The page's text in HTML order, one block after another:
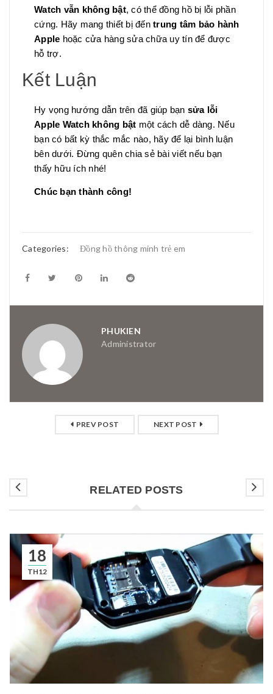
Watch vẫn không bật, có thể đồng hồ bị lỗi phần
cứng. Hãy mang thiết bị đến trung tâm bảo hành
Apple hoặc cửa hàng sửa chữa uy tín để được
hỗ trợ.
Kết Luận
Hy vọng hướng dẫn trên đã giúp bạn sửa lỗi
Apple Watch không bật một cách dễ dàng. Nếu
bạn có bất kỳ thắc mắc nào, hãy để lại bình luận
bên dưới. Đừng quên chia sẻ bài viết nếu bạn
thấy hữu ích nhé!
Chúc bạn thành công!
Categories: Đồng hồ thông minh trẻ em
PHUKIEN
Administrator
PREV POST NEXT POST
RELATED POSTS
18
TH12